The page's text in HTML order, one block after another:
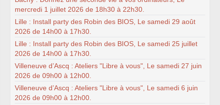
mercredi 1 juillet 2026 de 18h30 à 22h30.
Lille : Install party des Robin des BIOS, Le samedi 29 août
2026 de 14h00 à 17h30.
Lille : Install party des Robin des BIOS, Le samedi 25 juillet
2026 de 14h00 à 17h30.
Villeneuve d’Ascq : Ateliers "Libre à vous", Le samedi 27 juin
2026 de 09h00 à 12h00.
Villeneuve d’Ascq : Ateliers "Libre à vous", Le samedi 6 juin
2026 de 09h00 à 12h00.